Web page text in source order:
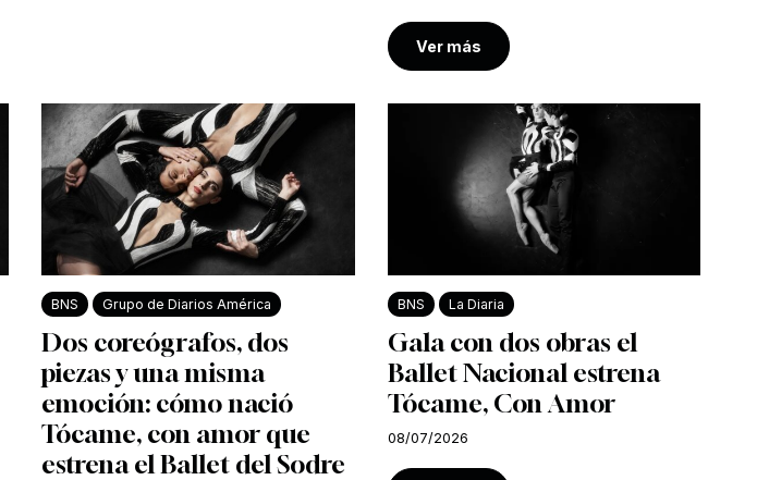
Ver más
BNS Grupo de Diarios América
Dos coreógrafos, dos
piezas y una misma
emoción: cómo nació
Tócame, con amor que
estrena el Ballet del Sodre
BNS La Diaria
Gala con dos obras el
Ballet Nacional estrena
Tócame, Con Amor
08/07/2026